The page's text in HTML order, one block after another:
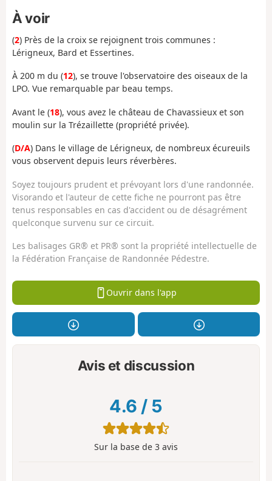
À voir
(2) Près de la croix se rejoignent trois communes :
Lérigneux, Bard et Essertines.
À 200 m du (12), se trouve l'observatoire des oiseaux de la
LPO. Vue remarquable par beau temps.
Avant le (18), vous avez le château de Chavassieux et son
moulin sur la Trézaillette (propriété privée).
(D/A) Dans le village de Lérigneux, de nombreux écureuils
vous observent depuis leurs réverbères.
Soyez toujours prudent et prévoyant lors d'une randonnée.
Visorando et l'auteur de cette fiche ne pourront pas être
tenus responsables en cas d'accident ou de désagrément
quelconque survenu sur ce circuit.
Les balisages GR® et PR® sont la propriété intellectuelle de
la Fédération Française de Randonnée Pédestre.
Ouvrir dans l'app
Avis et discussion
4.6 / 5
Sur la base de 3 avis